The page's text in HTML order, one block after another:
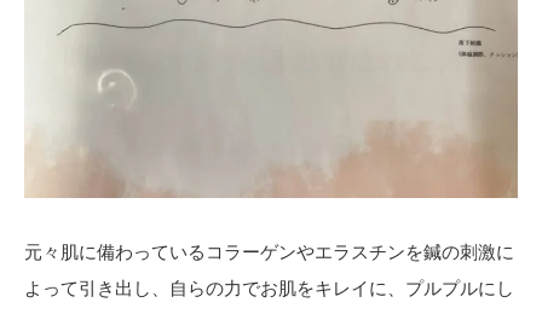
元々肌に備わっているコラーゲンやエラスチンを鍼の刺激に
よって引き出し、自らの力でお肌をキレイに、プルプルにし